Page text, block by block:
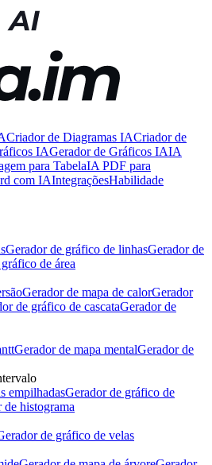
Criador de Diagramas IACriador de
IAGerador de Gráficos IAIA
para TabelaIA PDF para
com IAIntegraçõesHabilidade
Gerador de gráfico de linhasGerador de
de área
Gerador de mapa de calorGerador
de gráfico de cascataGerador de
Gerador de mapa mentalGerador de
empilhadasGerador de gráfico de
de histograma
de gráfico de velas